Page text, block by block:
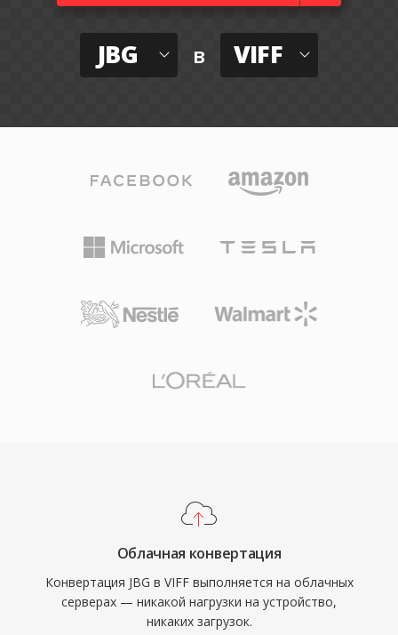
JBG в VIFF
Облачная конвертация
Конвертация JBG в VIFF выполняется на облачных
серверах — никакой нагрузки на устройство,
никаких загрузок.